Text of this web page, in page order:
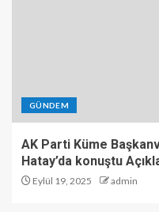
GÜNDEM
AK Parti Küme
Hatay’da konuştu
Eylül 19, 2025 admin